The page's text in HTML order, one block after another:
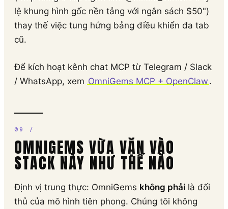
lệ khung hình gốc nền tảng với ngân sách $50")
thay thế việc tung hứng bảng điều khiển đa tab
cũ.
Để kích hoạt kênh chat MCP từ Telegram / Slack
/ WhatsApp, xem OmniGems MCP + OpenClaw.
OMNIGEMS VỪA VẶN VÀO
STACK NÀY NHƯ THẾ NÀO
Định vị trung thực: OmniGems không phải là đối
thủ của mô hình tiên phong. Chúng tôi không